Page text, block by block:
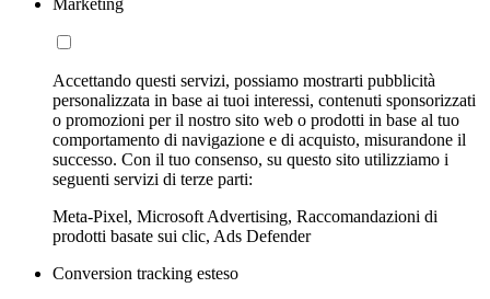
Accettando questi servizi, possiamo mostrarti pubblicità
personalizzata in base ai tuoi interessi, contenuti sponsorizzati
o promozioni per il nostro sito web o prodotti in base al tuo
comportamento di navigazione e di acquisto, misurandone il
successo. Con il tuo consenso, su questo sito utilizziamo i
seguenti servizi di terze parti:
Meta-Pixel, Microsoft Advertising, Raccomandazioni di
prodotti basate sui clic, Ads Defender
Conversion tracking esteso